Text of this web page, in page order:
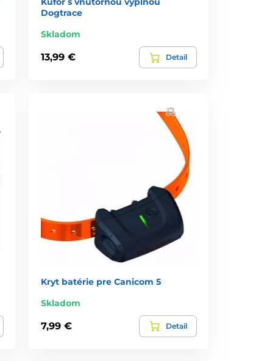
Dogtrace
Skladom
13,99 € Detail
Kryt batérie pre Canicom 5
Skladom
7,99 € Detail